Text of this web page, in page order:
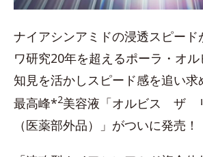
ナイアシンアミドの浸透スピー
ワ研究20年を超えるポーラ・オ
知見を活かしスピード感を追い求
最高峰*2美容液「オルビス ザ
（医薬部外品）」がついに発売！